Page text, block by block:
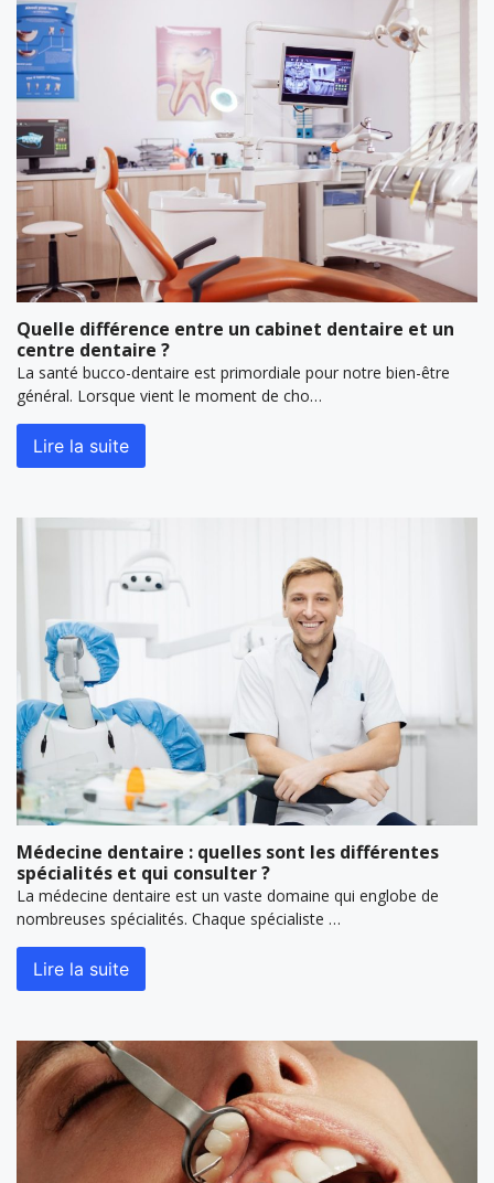
Quelle différence entre un cabinet dentaire et un
centre dentaire ?
La santé bucco-dentaire est primordiale pour notre bien-être
général. Lorsque vient le moment de cho…
Lire la suite
Médecine dentaire : quelles sont les différentes
spécialités et qui consulter ?
La médecine dentaire est un vaste domaine qui englobe de
nombreuses spécialités. Chaque spécialiste …
Lire la suite